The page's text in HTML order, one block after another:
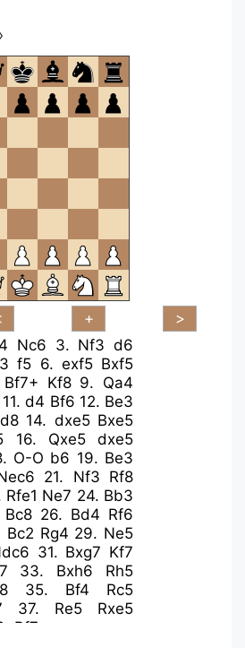
om
te
openen.
Nc6 3. Nf3 d6
f5 6. exf5 Bxf5
Bf7+ Kf8 9. Qa4
11.d4 Bf6 12. Be3
14. dxe5 Bxe5
16. Qxe5
dxe5
O-O b6 19. Be3
21. Nf3 Rf8
Rfe1 Ne7 24. Bb3
Bc8 26. Bd4 Rf6
Bc2 Rg4 29. Ne5
31. Bxg7 Kf7
33. Bxh6
Rh5
35. Bf4
Rc5
37. Re5
Rxe5
Bf7+